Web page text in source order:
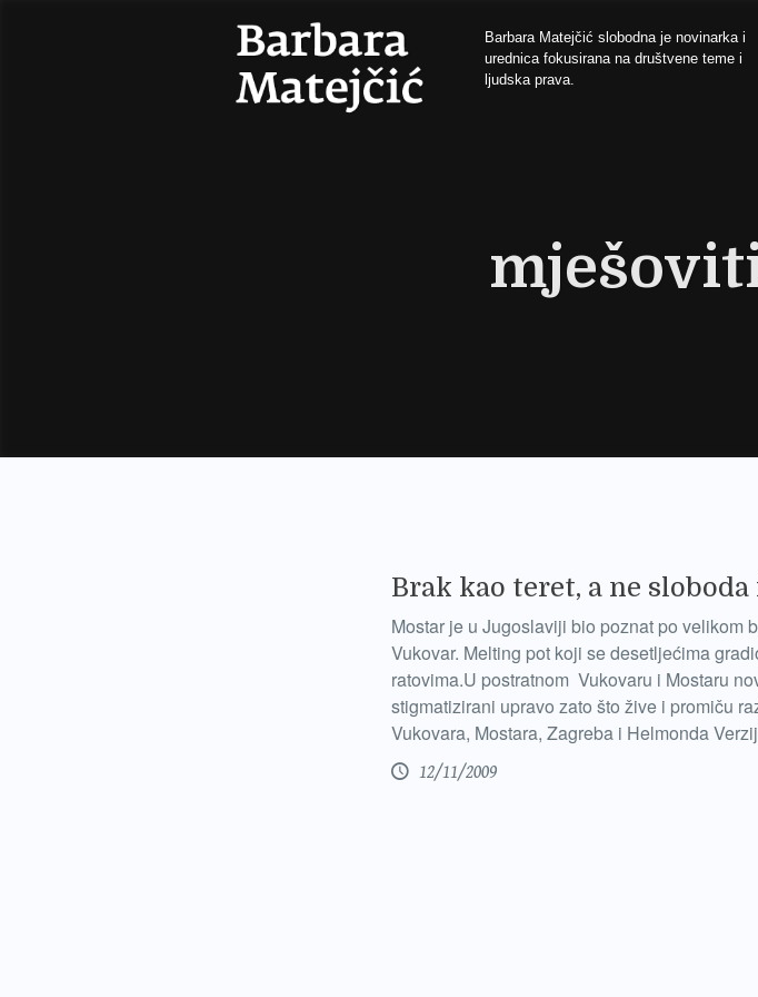
Barbara Matejčić slobodna je novinarka i
urednica fokusirana na društvene teme i
ljudska prava.
Brak kao teret, a ne
Mostar je u Jugoslaviji bio poznat po velikom
Vukovar. Melting pot koji se desetljećima
ratovima.U postratnom Vukovaru i Mostaru
stigmatizirani upravo zato što žive i promiču
Vukovara, Mostara, Zagreba i Helmonda
12/11/2009